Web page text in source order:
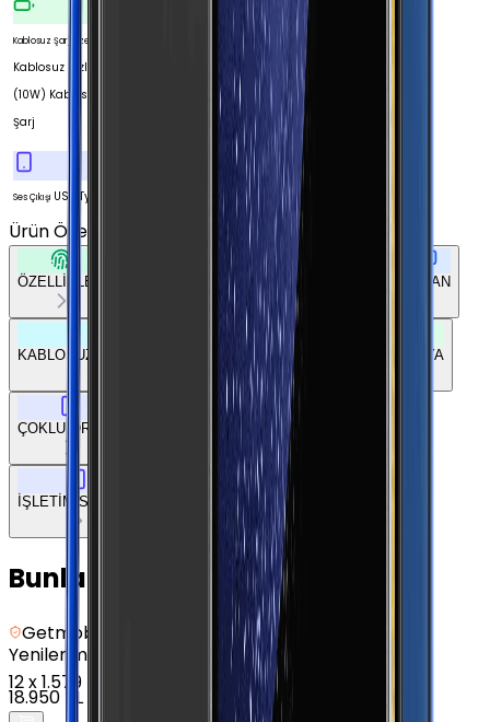
Kablosuz Şarj Özellikleri
Kablosuz Hızlı Şarj
(10W) Kablosuz Hızlı
Şarj
Ses Çıkışı USB Type-C
Ürün Özellikleri
ÖZELLİKLER TEMEL BİLGİLER AĞ BAĞLANTILARI EKRAN
KABLOSUZ BAĞLANTILAR DİĞER BAĞLANTILAR BATARYA
ÇOKLU ORTAM TASARIM
İŞLETİM SİSTEMİ
Bunları da Beğenebilirsin
Getmobil Güvencesi
Yenilenmiş
Samsung Galaxy S21 - 128 GB - Mor
12x1.579 TL
18.950 TL